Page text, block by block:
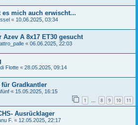
es mich auch erwischt...
« 10.06.2025, 03:34
Azev A 8x17 ET30 gesucht
« 06.06.2025, 22:03
Flotte « 28.05.2025, 09:14
für Gradkantler
« 15.05.2025, 16:15
1 … 8 9 10 11
Ausrücklager
F. « 12.05.2025, 22:17